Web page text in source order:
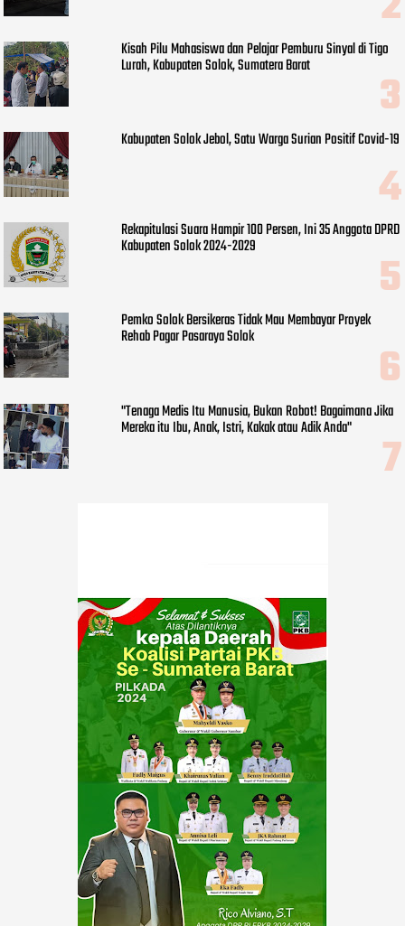
Kisah Pilu Mahasiswa dan Pelajar Pemburu Sinyal di Tigo
Lurah, Kabupaten Solok, Sumatera Barat
Kabupaten Solok Jebol, Satu Warga Surian Positif Covid-19
Rekapitulasi Suara Hampir 100 Persen, Ini 35 Anggota DPRD
Kabupaten Solok 2024-2029
Pemko Solok Bersikeras Tidak Mau Membayar Proyek
Rehab Pagar Pasaraya Solok
"Tenaga Medis Itu Manusia, Bukan Robot! Bagaimana Jika
Mereka itu Ibu, Anak, Istri, Kakak atau Adik Anda"